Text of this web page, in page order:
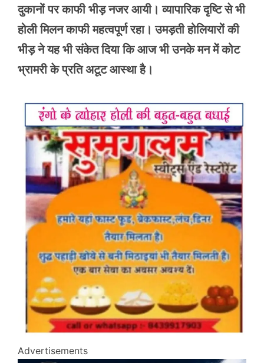
दुकानों पर काफी भीड़ नजर आयी। व्यापारिक दृष्टि से भी
होली मिलन काफी महत्वपूर्ण रहा। उमड़ती होलियारों की
भीड़ ने यह भी संकेत दिया कि आज भी उनके मन में कोट
भ्रामरी के प्रति अटूट आस्था है।
Advertisements